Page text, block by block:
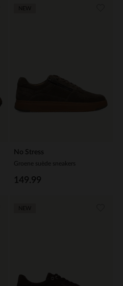
No Stress
Groene suède sneakers
149.99